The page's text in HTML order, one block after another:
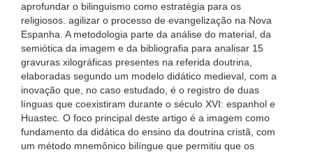
aprofundar o bilinguismo como estratégia para os
religiosos. agilizar o processo de evangelização na Nova
Espanha. A metodologia parte da análise do material, da
semiótica da imagem e da bibliografia para analisar 15
gravuras xilográficas presentes na referida doutrina,
elaboradas segundo um modelo didático medieval, com a
inovação que, no caso estudado, é o registro de duas
línguas que coexistiram durante o século XVI: espanhol e
Huastec. O foco principal deste artigo é a imagem como
fundamento da didática do ensino da doutrina cristã, com
um método mnemônico bilíngue que permitiu que os